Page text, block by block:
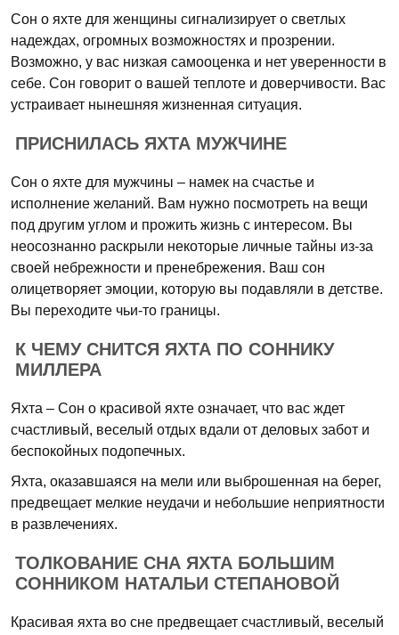
Сон о яхте для женщины сигнализирует о светлых
надеждах, огромных возможностях и прозрении.
Возможно, у вас низкая самооценка и нет уверенности в
себе. Сон говорит о вашей теплоте и доверчивости. Вас
устраивает нынешняя жизненная ситуация.
ПРИСНИЛАСЬ ЯХТА МУЖЧИНЕ
Сон о яхте для мужчины – намек на счастье и
исполнение желаний. Вам нужно посмотреть на вещи
под другим углом и прожить жизнь с интересом. Вы
неосознанно раскрыли некоторые личные тайны из-за
своей небрежности и пренебрежения. Ваш сон
олицетворяет эмоции, которую вы подавляли в детстве.
Вы переходите чьи-то границы.
К ЧЕМУ СНИТСЯ ЯХТА ПО СОННИКУ
МИЛЛЕРА
Яхта – Сон о красивой яхте означает, что вас ждет
счастливый, веселый отдых вдали от деловых забот и
беспокойных подопечных.
Яхта, оказавшаяся на мели или выброшенная на берег,
предвещает мелкие неудачи и небольшие неприятности
в развлечениях.
ТОЛКОВАНИЕ СНА ЯХТА БОЛЬШИМ
СОННИКОМ НАТАЛЬИ СТЕПАНОВОЙ
Красивая яхта во сне предвещает счастливый, веселый